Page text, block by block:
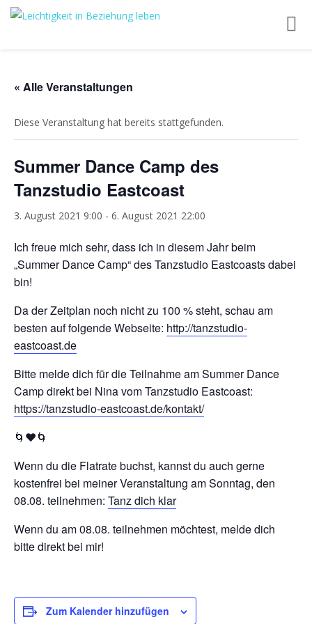
« Alle Veranstaltungen
Diese Veranstaltung hat bereits stattgefunden.
Summer Dance Camp des
Tanzstudio Eastcoast
3. August 2021 9:00 - 6. August 2021 22:00
Ich freue mich sehr, dass ich in diesem Jahr beim
„Summer Dance Camp“ des Tanzstudio Eastcoasts dabei
bin!
Da der Zeitplan noch nicht zu 100 % steht, schau am
besten auf folgende Webseite: http://tanzstudio-
eastcoast.de
Bitte melde dich für die Teilnahme am Summer Dance
Camp direkt bei Nina vom Tanzstudio Eastcoast:
https://tanzstudio-eastcoast.de/kontakt/
🌀❤️🌀
Wenn du die Flatrate buchst, kannst du auch gerne
kostenfrei bei meiner Veranstaltung am Sonntag, den
08.08. teilnehmen: Tanz dich klar
Wenn du am 08.08. teilnehmen möchtest, melde dich
bitte direkt bei mir!
Zum Kalender hinzufügen